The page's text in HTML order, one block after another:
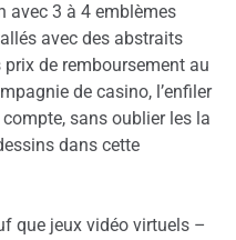
avec 3 à 4 emblèmes
avec des abstraits
de remboursement au
de casino, l’enfiler
sans oublier les la
dans cette
que jeux vidéo virtuels –